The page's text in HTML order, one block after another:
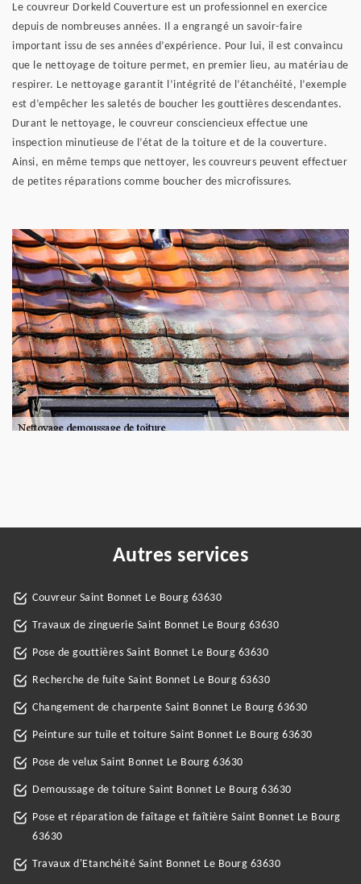
Le couvreur Dorkeld Couverture est un professionnel en exercice
depuis de nombreuses années. Il a engrangé un savoir-faire
important issu de ses années d’expérience. Pour lui, il est convaincu
que le nettoyage de toiture permet, en premier lieu, au matériau de
respirer. Le nettoyage garantit l’intégrité de l’étanchéité, l’exemple
est d’empêcher les saletés de boucher les gouttières descendantes.
Durant le nettoyage, le couvreur consciencieux effectue une
inspection minutieuse de l’état de la toiture et de la couverture.
Ainsi, en même temps que nettoyer, les couvreurs peuvent effectuer
de petites réparations comme boucher des microfissures.
Autres services
Couvreur Saint Bonnet Le Bourg 63630
Travaux de zinguerie Saint Bonnet Le Bourg 63630
Pose de gouttières Saint Bonnet Le Bourg 63630
Recherche de fuite Saint Bonnet Le Bourg 63630
Changement de charpente Saint Bonnet Le Bourg 63630
Peinture sur tuile et toiture Saint Bonnet Le Bourg 63630
Pose de velux Saint Bonnet Le Bourg 63630
Demoussage de toiture Saint Bonnet Le Bourg 63630
Pose et réparation de faîtage et faîtière Saint Bonnet Le Bourg
63630
Travaux d'Etanchéité Saint Bonnet Le Bourg 63630